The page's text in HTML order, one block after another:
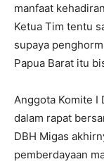
manfaat
Ketua Tim tentu
supaya
Papua Barat itu
Anggota Komite I
dalam rapat
DBH Migas
pemberdayaan